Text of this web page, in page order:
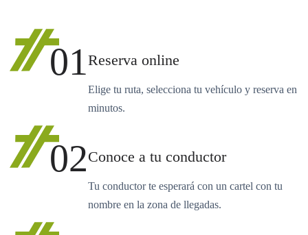
01Reserva online
Elige tu ruta, selecciona tu vehículo y reserva en
minutos.
02Conoce a tu conductor
Tu conductor te esperará con un cartel con tu
nombre en la zona de llegadas.